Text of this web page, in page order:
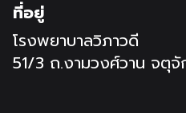
ที่อยู่
โรงพยาบาลวิภาวดี
51/3 ถ.งามวงศ์วาน จตุ